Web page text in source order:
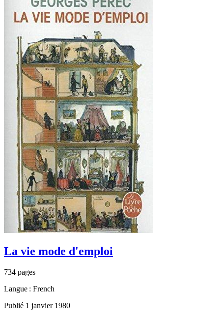
La vie mode d'emploi
734 pages
Langue : French
Publié 1 janvier 1980